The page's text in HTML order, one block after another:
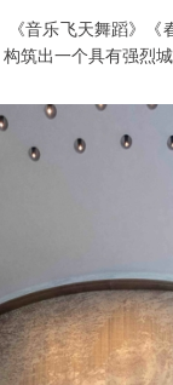
音乐飞天舞蹈》《
筑出一个具有强烈城